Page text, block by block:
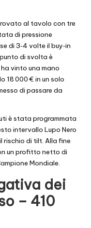
al tavolo con tre
di pressione
di 3‑4 volte il buy‑in
di svolta è
vinto una mano
18 000 € in un solo
di passare da
è stata programmata
intervallo Lupo Nero
rischio di tilt. Alla fine
un profitto netto di
Mondiale.
dei
– 410